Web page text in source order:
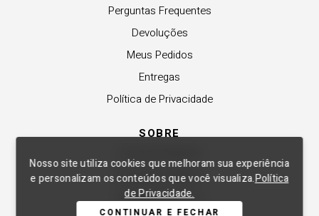
Nosso site utiliza cookies que melhoram sua experiência
e personalizam os conteúdos que você visualiza.Política
de Privacidade.
CONTINUAR E FECHAR
Perguntas Frequentes
Devoluções
Meus Pedidos
Entregas
Política de Privacidade
SOBRE
Revender a Marca
Trabalhe Conosco